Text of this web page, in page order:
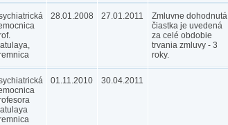
28.01.2008 27.01.2011
Zmluvne dohodnutá
čiastka je uvedená
za celé obdobie
trvania zmluvy - 3
roky.
01.11.2010 30.04.2011